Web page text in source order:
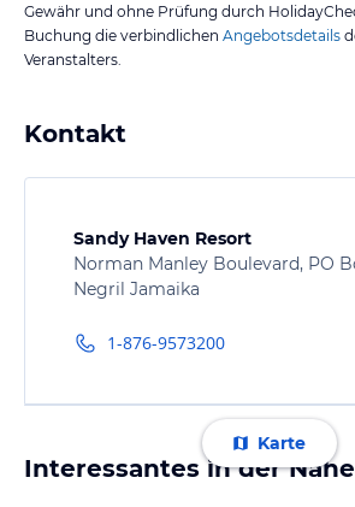
Gewähr und ohne Prüfung durch
Buchung die verbindlichen Angebotsdetails
Veranstalters.
Kontakt
Sandy Haven Resort
Norman Manley Boulevard, PO
Negril Jamaika
1-876-9573200
Karte
Interessantes in der Nähe